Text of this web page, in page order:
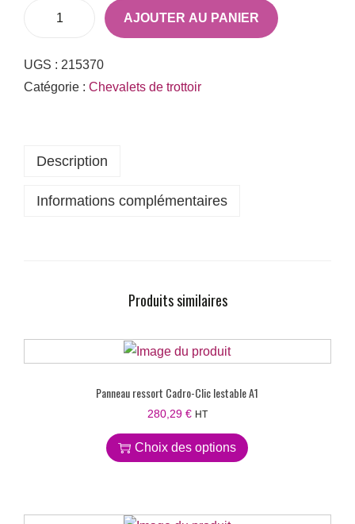
AJOUTER AU PANIER
UGS : 215370
Catégorie : Chevalets de trottoir
Description
Informations complémentaires
Produits similaires
Panneau ressort Cadro-Clic lestable A1
280,29 € HT
Choix des options